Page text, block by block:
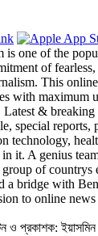
is one of the
of
This
with maximum
& breaking
special reports,
technology,
it. A genius
of countrys
a bridge with
to online
ও প্রকাশক: ইয়াসমিন